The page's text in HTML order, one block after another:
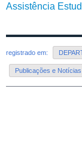
Assistência
registrado em:
Publicações e Notícias